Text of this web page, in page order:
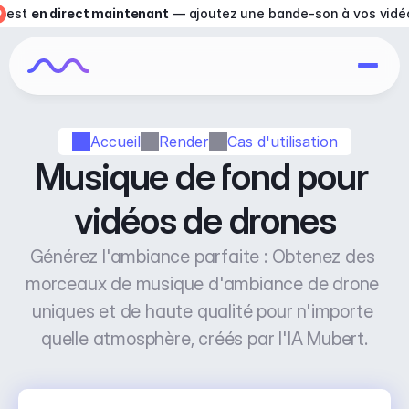
Accueil Render Cas d'utilisation
Musique de fond pour
vidéos de drones
Générez l'ambiance parfaite : Obtenez des
morceaux de musique d'ambiance de drone
uniques et de haute qualité pour n'importe
quelle atmosphère, créés par l'IA Mubert.
est en direct maintenant — ajoutez une bande-son à vos